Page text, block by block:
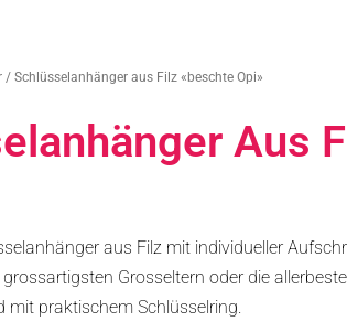
/ Schlüsselanhänger aus Filz «beschte Opi»
Aus
aus Filz mit individueller
Grosseltern oder die
mit praktischem Schlüsselring.